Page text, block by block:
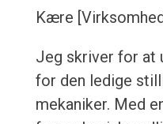
Kære
Jeg skriver for at
for den ledige
mekaniker. Med